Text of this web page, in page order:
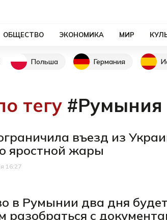
ОБЩЕСТВО ЭКОНОМИКА МИР
Польша Германия
тегу #Румыния
въезд из
яростной жары
16:27
в Румынии два дня
разобраться с